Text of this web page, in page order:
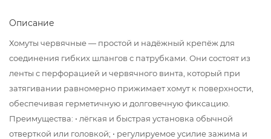
Описание
Хомуты червячные — простой и надёжный крепёж для
соединения гибких шлангов с патрубками. Они состоят из
ленты с перфорацией и червячного винта, который при
затягивании равномерно прижимает хомут к поверхности,
обеспечивая герметичную и долговечную фиксацию.
Преимущества: • лёгкая и быстрая установка обычной
отверткой или головкой; • регулируемое усилие зажима и